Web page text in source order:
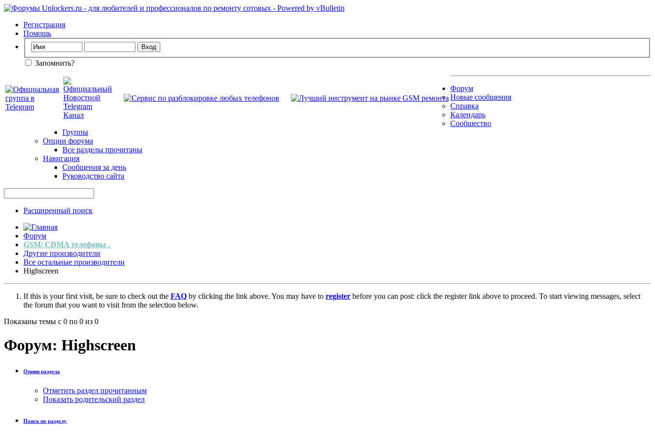
Регистрация
Помощь
Запомнить?
Форум
Новые сообщения
Справка
Календарь
Сообщество
Группы
Опции форума
Все разделы прочитаны
Навигация
Сообщения за день
Руководство сайта
Расширенный поиск
Форум
GSM/ CDMA телефоны .
Другие производители
Все остальные производители
Highscreen
If this is your first visit, be sure to check out the FAQ by clicking the link above. You may have to register before you can post: click the register link above to proceed. To start viewing messages, select
the forum that you want to visit from the selection below.
Показаны темы с 0 по 0 из 0
Форум: Highscreen
Опции раздела
Отметить раздел прочитанным
Показать родительский раздел
Поиск по разделу